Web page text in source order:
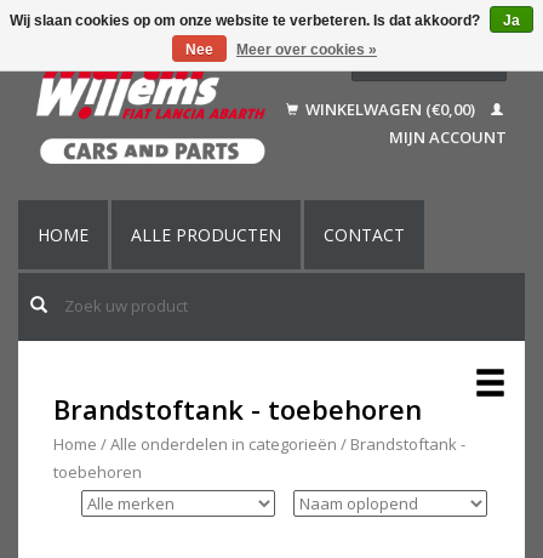
Français
English (US)
WINKELWAGEN (€0,00)
MIJN ACCOUNT
HOME ALLE PRODUCTEN CONTACT
Brandstoftank - toebehoren
Home /Alle onderdelen in categorieën / Brandstoftank -
toebehoren
Wij slaan cookies op om onze website te verbeteren. Is dat akkoord?
Ja
Nee
Meer over cookies »